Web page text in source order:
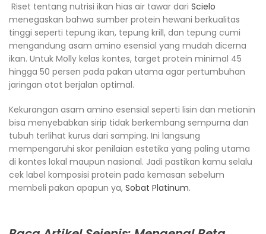
Riset tentang nutrisi ikan hias air tawar dari Scielo
menegaskan bahwa sumber protein hewani berkualitas
tinggi seperti tepung ikan, tepung krill, dan tepung cumi
mengandung asam amino esensial yang mudah dicerna
ikan. Untuk Molly kelas kontes, target protein minimal 45
hingga 50 persen pada pakan utama agar pertumbuhan
jaringan otot berjalan optimal.
Kekurangan asam amino esensial seperti lisin dan metionin
bisa menyebabkan sirip tidak berkembang sempurna dan
tubuh terlihat kurus dari samping. Ini langsung
mempengaruhi skor penilaian estetika yang paling utama
di kontes lokal maupun nasional. Jadi pastikan kamu selalu
cek label komposisi protein pada kemasan sebelum
membeli pakan apapun ya, Sobat Platinum.